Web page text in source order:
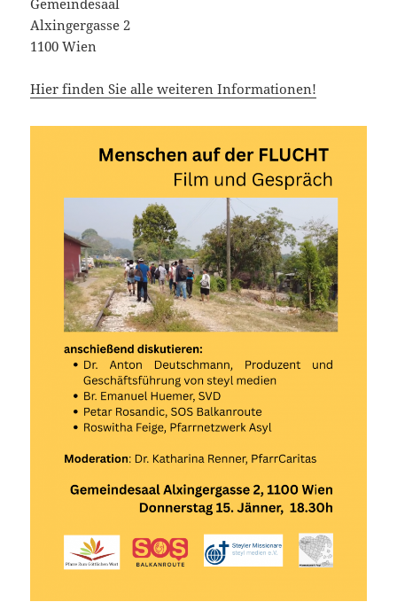
Alxingergasse 2
1100 Wien
Hier finden Sie alle weiteren Informationen!